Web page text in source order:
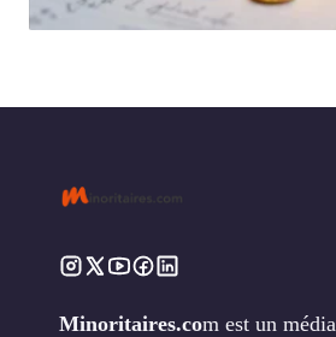
Minoritaires.com est un média